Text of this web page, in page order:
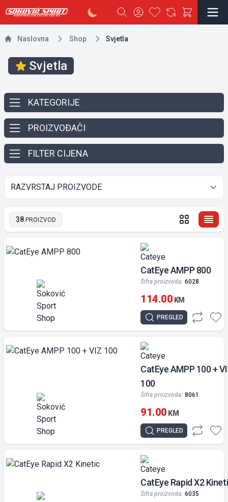
Naslovna Shop Svjetla
Svjetla
KATEGORIJE
PROIZVOĐAČI
FILTER CIJENA
38 PROIZVOD
CatEye AMPP 800
Šifra proizvoda: 6028
114.00 KM
PREGLED
CatEye AMPP 100 +
100
Šifra proizvoda: 8061
91.00 KM
PREGLED
CatEye Rapid X2
Šifra proizvoda: 6035